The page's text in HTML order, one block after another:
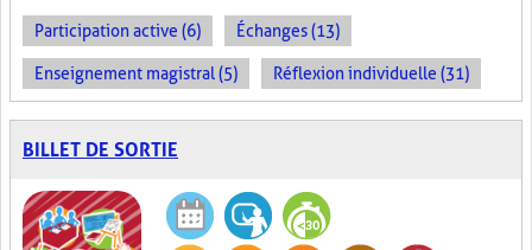
Participation active (6) Échanges (13)
Enseignement magistral (5) Réflexion individuelle (31)
BILLET DE SORTIE